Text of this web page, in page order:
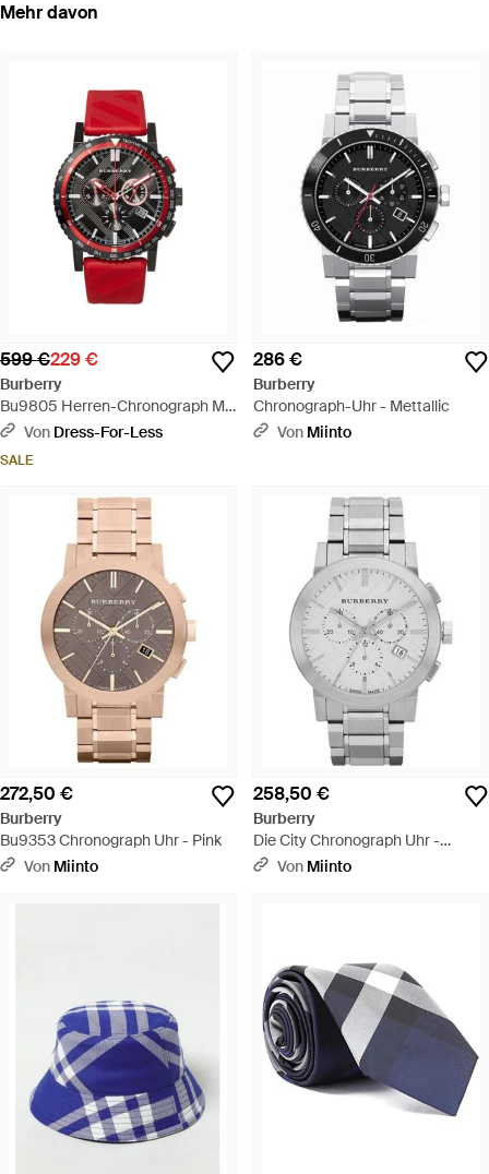
Mehr davon
599 €229 €
Burberry
Bu9805 Herren-Chronograph Mit
42 Mm Rotem Armband - Rot
Von Dress-For-Less
SALE
286 €
Burberry
Chronograph-Uhr - Mettallic
Von Miinto
272,50 €
Burberry
Bu9353 Chronograph Uhr - Pink
Von Miinto
258,50 €
Burberry
Die City Chronograph Uhr -
Mettallic
Von Miinto